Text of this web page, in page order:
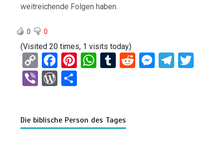
weitreichende Folgen haben.
0 0
(Visited 20 times, 1 visits today)
C
o
py
n
F
a
ce
o
Pi
t
W
A
T
r
R
M T
Vi W
Pr n
Die biblische Person des Tages